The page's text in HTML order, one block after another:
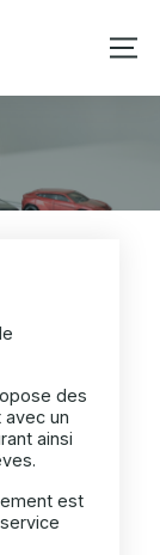
des
avec un
ainsi
est